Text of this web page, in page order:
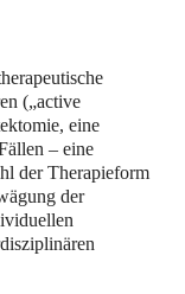
(„active
eine
– eine
der Therapieform
der